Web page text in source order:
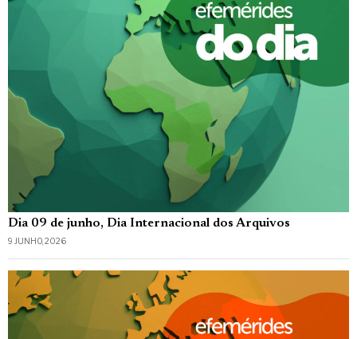
Dia 09 de junho, Dia Internacional dos Arquivos
9 JUNHO, 2026